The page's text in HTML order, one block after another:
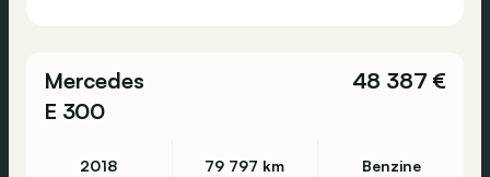
Mercedes
E 300
48 387 €
2018 79 797 km Benzine